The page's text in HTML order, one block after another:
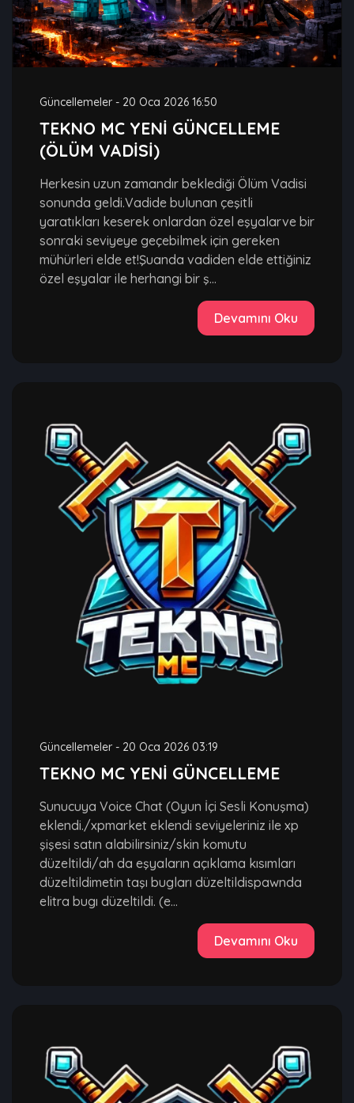
Güncellemeler - 20 Oca 2026 16:50
TEKNO MC YENİ GÜNCELLEME
(ÖLÜM VADİSİ)
Herkesin uzun zamandır beklediği Ölüm Vadisi
sonunda geldi.Vadide bulunan çeşitli
yaratıkları keserek onlardan özel eşyalarve bir
sonraki seviyeye geçebilmek için gereken
mühürleri elde et!Şuanda vadiden elde ettiğiniz
özel eşyalar ile herhangi bir ş...
Devamını Oku
Güncellemeler - 20 Oca 2026 03:19
TEKNO MC YENİ GÜNCELLEME
Sunucuya Voice Chat (Oyun İçi Sesli Konuşma)
eklendi./xpmarket eklendi seviyeleriniz ile xp
şişesi satın alabilirsiniz/skin komutu
düzeltildi/ah da eşyaların açıklama kısımları
düzeltildimetin taşı bugları düzeltildispawnda
elitra bugı düzeltildi. (e...
Devamını Oku